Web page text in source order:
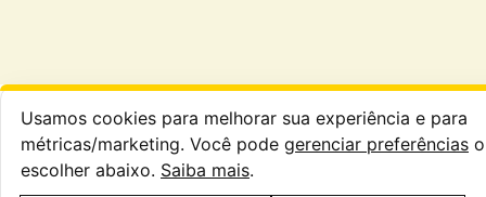
Usamos cookies para melhorar sua experiência e para
métricas/marketing. Você pode gerenciar preferências
escolher abaixo. Saiba mais.